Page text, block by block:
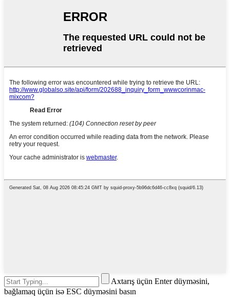
Axtarış üçün Enter düyməsini,
bağlamaq üçün isə ESC düyməsini basın